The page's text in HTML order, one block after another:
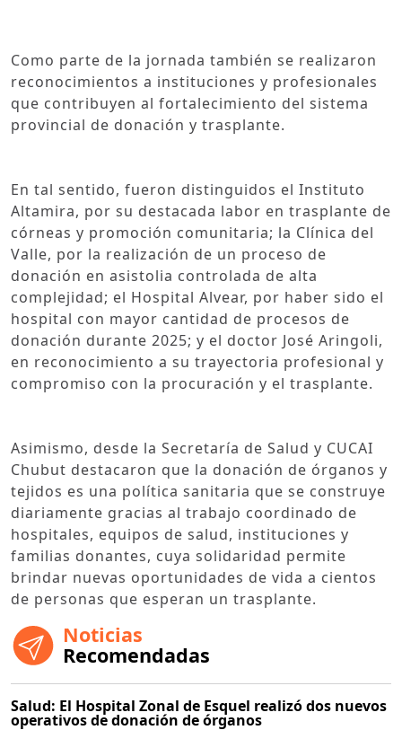
Como parte de la jornada también se realizaron
reconocimientos a instituciones y profesionales
que contribuyen al fortalecimiento del sistema
provincial de donación y trasplante.
En tal sentido, fueron distinguidos el Instituto
Altamira, por su destacada labor en trasplante de
córneas y promoción comunitaria; la Clínica del
Valle, por la realización de un proceso de
donación en asistolia controlada de alta
complejidad; el Hospital Alvear, por haber sido el
hospital con mayor cantidad de procesos de
donación durante 2025; y el doctor José Aringoli,
en reconocimiento a su trayectoria profesional y
compromiso con la procuración y el trasplante.
Asimismo, desde la Secretaría de Salud y CUCAI
Chubut destacaron que la donación de órganos y
tejidos es una política sanitaria que se construye
diariamente gracias al trabajo coordinado de
hospitales, equipos de salud, instituciones y
familias donantes, cuya solidaridad permite
brindar nuevas oportunidades de vida a cientos
de personas que esperan un trasplante.
Noticias
Recomendadas
Salud: El Hospital Zonal de Esquel realizó dos nuevos
operativos de donación de órganos